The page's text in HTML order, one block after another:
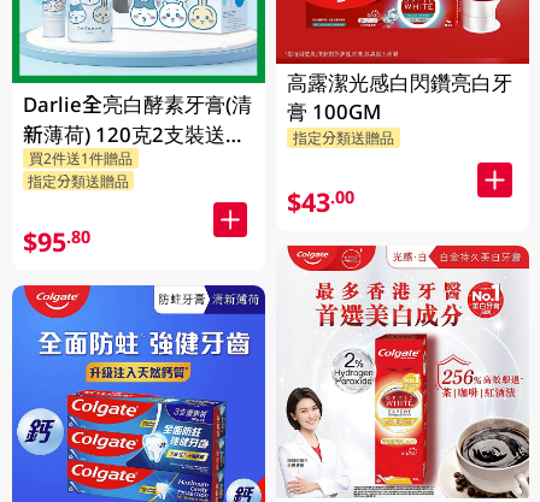
Darlie全亮白酵素牙膏(清
新薄荷) 120克2支裝送
Chiikawa便攜不鏽鋼杯
1PK
買2件送1件贈品
指定分類送贈品
$95.80
高露潔光感白閃鑽亮白牙
膏 100GM
指定分類送贈品
$43.00